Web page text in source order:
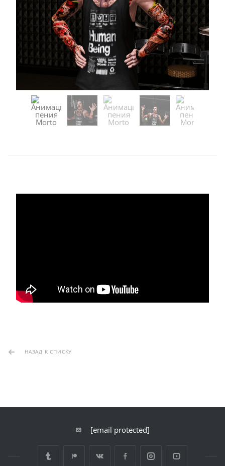
НАЗАД К СПИСКУ
[email protected]